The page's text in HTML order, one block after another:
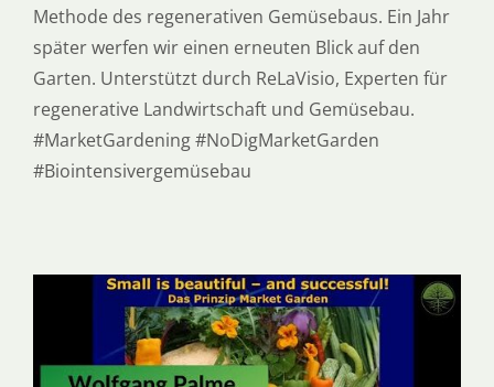
Methode des regenerativen Gemüsebaus. Ein Jahr
später werfen wir einen erneuten Blick auf den
Garten. Unterstützt durch ReLaVisio, Experten für
regenerative Landwirtschaft und Gemüsebau.
#MarketGardening #NoDigMarketGarden
#Biointensivergemüsebau